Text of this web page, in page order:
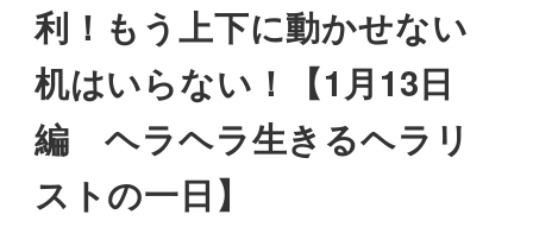
利！もう上下に動かせない
机はいらない！【1月13日
編 ヘラヘラ生きるヘラリ
ストの一日】